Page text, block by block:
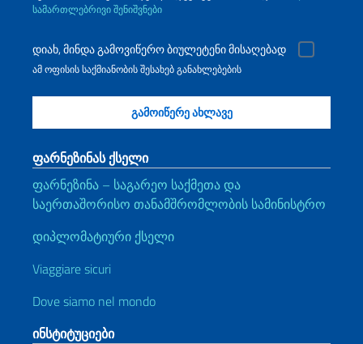
სამართლებრივი შენიშვნები
დიახ, მინდა გამოვიწერო ბიულეტენი მისაღებად
ამ ოფისის საქმიანობის შესახებ განახლებების
ფარნეზინას ქსელი
ფარნეზინა – საგარეო საქმეთა და
საერთაშორისო თანამშრომლობის სამინისტრო
დიპლომატიური ქსელი
Viaggiare sicuri
Dove siamo nel mondo
ინსტიტუციები